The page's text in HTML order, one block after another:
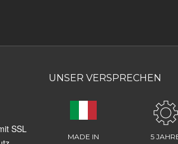
SSL
UNSER VERSPRECHEN
MADE IN
5